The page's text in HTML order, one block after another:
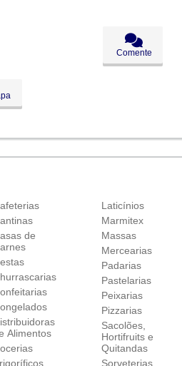
Comente
de
Alimentos
Laticínios
Marmitex
Massas
Mercearias
Padarias
Pastelarias
Peixarias
Pizzarias
Sacolões,
Hortifruits e
Quitandas
Sorveterias